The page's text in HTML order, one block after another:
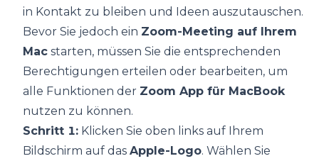
in Kontakt zu bleiben und Ideen auszutauschen.
Bevor Sie jedoch ein Zoom-Meeting auf Ihrem
Mac starten, müssen Sie die entsprechenden
Berechtigungen erteilen oder bearbeiten, um
alle Funktionen der Zoom App für MacBook
nutzen zu können.
Schritt 1: Klicken Sie oben links auf Ihrem
Bildschirm auf das Apple-Logo. Wählen Sie